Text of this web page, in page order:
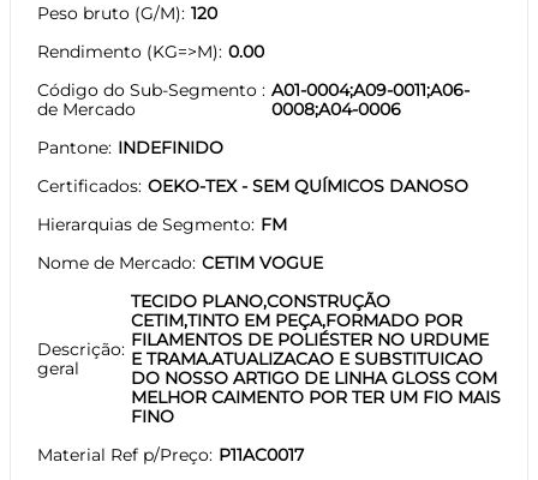
Peso bruto (G/M) 120
Rendimento (KG=>M) 0.00
Código do Sub-Segmento
de Mercado
A01-0004;A09-0011;A06-
0008;A04-0006
Pantone INDEFINIDO
Certificados OEKO-TEX - SEM QUÍMICOS DANOSO
Hierarquias de Segmento FM
Nome de Mercado CETIM VOGUE
Descrição
geral
TECIDO PLANO,CONSTRUÇÃO
CETIM,TINTO EM PEÇA,FORMADO POR
FILAMENTOS DE POLIÉSTER NO URDUME
E TRAMA.ATUALIZACAO E SUBSTITUICAO
DO NOSSO ARTIGO DE LINHA GLOSS COM
MELHOR CAIMENTO POR TER UM FIO MAIS
FINO
Material Ref p/Preço P11AC0017